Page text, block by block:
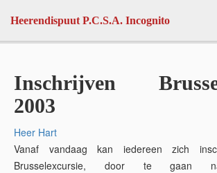
Heerendispuut P.C.S.A. Incognito
Inschrijven
2003
Heer Hart
Vanaf vandaag kan iedereen zich
Brusselexcursie, door te gaan